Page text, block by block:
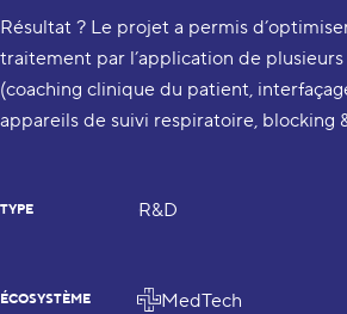
Résultat ? Le projet a permis
traitement par l’application de
(coaching clinique du patient,
appareils de suivi respiratoire, blocking
TYPE R&D
ÉCOSYSTÈME MedTech